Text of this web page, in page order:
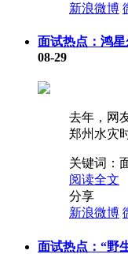
新浪微博
面试热点：鸿
08-29
去年，网
郑州水灾
关键词：
阅读全文
分享
新浪微博
面试热点：“野